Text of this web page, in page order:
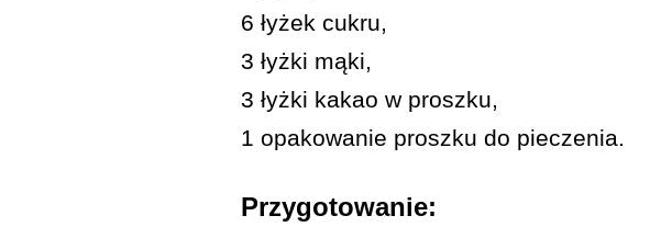
6 łyżek cukru,
3 łyżki mąki,
3 łyżki kakao w proszku,
1 opakowanie proszku do pieczenia.
Przygotowanie: